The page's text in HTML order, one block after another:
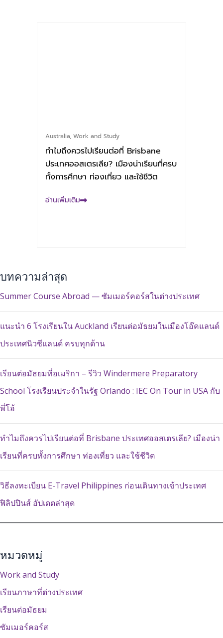
Australia, Work and Study
ทำไมถึงควรไปเรียนต่อที่ Brisbane
ประเทศออสเตรเลีย? เมืองน่าเรียนที่ครบ
ทั้งการศึกษา ท่องเที่ยว และใช้ชีวิต
อ่านเพิ่มเติม
บทความล่าสุด
Summer Course Abroad — ซัมเมอร์คอร์สในต่างประเทศ
แนะนำ 6 โรงเรียนใน Auckland เรียนต่อมัธยมในเมืองโอ๊คแลนด์
ประเทศนิวซีแลนด์ ครบทุกด้าน
เรียนต่อมัธยมที่อเมริกา – รีวิว Windermere Preparatory
School โรงเรียนประจำในรัฐ Orlando : IEC On Tour in USA กับ
พี่โอ้
ทำไมถึงควรไปเรียนต่อที่ Brisbane ประเทศออสเตรเลีย? เมืองน่า
เรียนที่ครบทั้งการศึกษา ท่องเที่ยว และใช้ชีวิต
วิธีลงทะเบียน E-Travel Philippines ก่อนเดินทางเข้าประเทศ
ฟิลิปปินส์ อัปเดตล่าสุด
หมวดหมู่
Work and Study
เรียนภาษาที่ต่างประเทศ
เรียนต่อมัธยม
ซัมเมอร์คอร์ส